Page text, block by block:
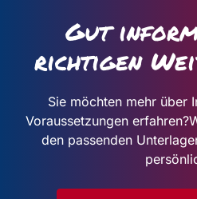
Gut
richtigen
Sie möchten mehr über
Voraussetzungen erfahren?
den passenden